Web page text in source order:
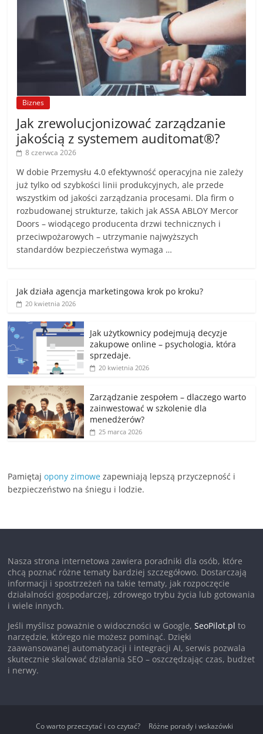
Biznes
Jak zrewolucjonizować zarządzanie
jakością z systemem auditomat®?
8 czerwca 2026
W dobie Przemysłu 4.0 efektywność operacyjna nie zależy
już tylko od szybkości linii produkcyjnych, ale przede
wszystkim od jakości zarządzania procesami. Dla firm o
rozbudowanej strukturze, takich jak ASSA ABLOY Mercor
Doors – wiodącego producenta drzwi technicznych i
przeciwpożarowych – utrzymanie najwyższych
standardów bezpieczeństwa wymaga …
Jak działa agencja marketingowa krok po kroku?
20 kwietnia 2026
Jak użytkownicy podejmują decyzje
zakupowe online – psychologia, która
sprzedaje.
20 kwietnia 2026
Zarządzanie zespołem – dlaczego warto
zainwestować w szkolenie dla
menedżerów?
25 marca 2026
Pamiętajopony zimowe zapewniają lepszą przyczepność i
bezpieczeństwo na śniegu i lodzie.
Nasza strona internetowa zawiera poradniki dla osób, które
chcą poznać różne tematy bardziej szczegółowo. Dostarczają
informacji i spostrzeżeń na takie tematy, jak rozpoczęcie
działalności gospodarczej, zdrowego trybu życia lub gotowania
i wiele innych.
Jeśli myślisz poważnie o widoczności w Google,SeoPilot.pl to
narzędzie, którego nie możesz pominąć. Dzięki
zaawansowanej automatyzacji i integracji AI, serwis pozwala
skutecznie skalować działania SEO – oszczędzając czas, budżet
i nerwy.
Co warto przeczytać i co czytać?
Różne porady i wskazówki